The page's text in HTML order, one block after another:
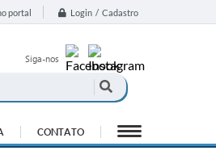
portal Login / Cadastro
Siga-nos
CONTATO